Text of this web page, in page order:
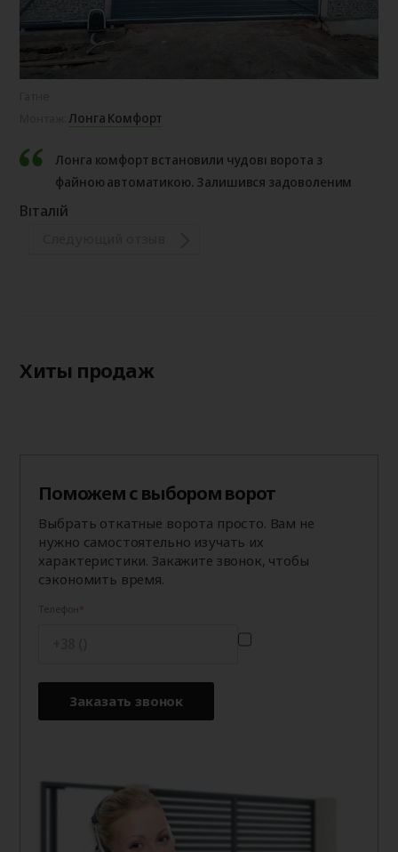
Лонга Комфорт
Лонга комфорт встановили чудові ворота з
файною автоматикою. Залишився задоволеним
Віталій
Хиты продаж
Поможем с выбором ворот
Выбрать откатные ворота просто. Вам не
нужно самостоятельно изучать их
характеристики. Закажите звонок, чтобы
сэкономить время.
Заказать звонок